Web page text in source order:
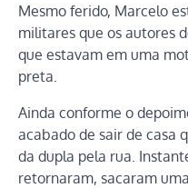
Mesmo ferido, Marcelo
militares que os autores
que estavam em uma
preta.
Ainda conforme o
acabado de sair de casa
da dupla pela rua.
retornaram, sacaram